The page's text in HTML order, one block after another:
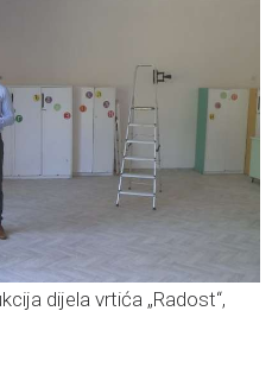
dijela vrtića „Radost“,